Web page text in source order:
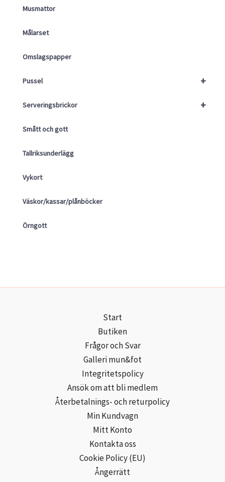
Musmattor
Målarset
Omslagspapper
+
Pussel
+
Serveringsbrickor
Smått och gott
Tallriksunderlägg
Vykort
Väskor/kassar/plånböcker
Örngott
Start
Butiken
Frågor och Svar
Galleri mun&fot
Integritetspolicy
Ansök om att bli medlem
Återbetalnings- och returpolicy
Min Kundvagn
Mitt Konto
Kontakta oss
Cookie Policy (EU)
Ångerrätt